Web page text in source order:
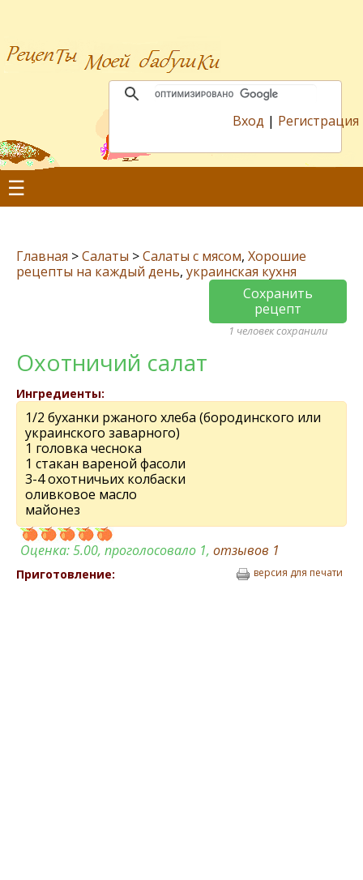
Вход | Регистрация
☰
Главная >Салаты >Салаты с мясом, Хорошие
рецепты на каждый день, украинская кухня
Сохранить
рецепт
1 человек сохранили
Охотничий салат
Ингредиенты:
1/2 буханки ржаного хлеба (бородинского или
украинского заварного)
1 головка чеснока
1 стакан вареной фасоли
3-4 охотничьих колбаски
оливковое масло
майонез
Оценка:5.00, проголосовало 1, отзывов 1
Приготовление: версия для печати